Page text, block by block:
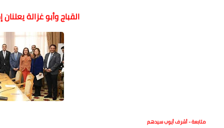
القباج وأبو غزالة
متابعة - أشرف أيوب سيدهم